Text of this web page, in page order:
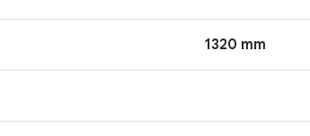
1320 mm